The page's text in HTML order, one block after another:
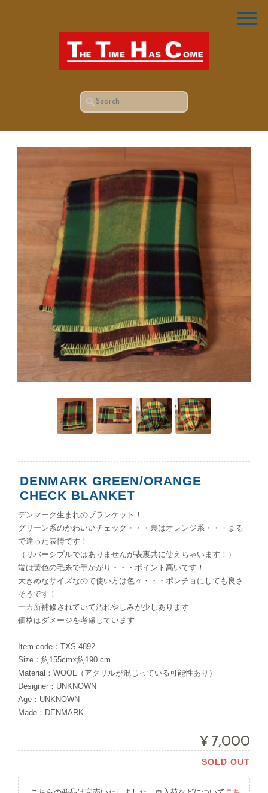
DENMARK GREEN/ORANGE
CHECK BLANKET
デンマーク生まれのブランケット！
グリーン系のかわいいチェック・・・裏はオレンジ系・・・まる
で違った表情です！
（リバーシブルではありませんが表裏共に使えちゃいます！）
端は黄色の毛糸で手かがり・・・ポイント高いです！
大きめなサイズなので使い方は色々・・・ポンチョにしても良さ
そうです！
一カ所補修されていて汚れやしみが少しあります
価格はダメージを考慮しています
Item code：TXS-4892
Size：約155cm×約190 cm
Material：WOOL（アクリルが混じっている可能性あり）
Designer：UNKNOWN
Age：UNKNOWN
Made：DENMARK
¥7,000
SOLD OUT